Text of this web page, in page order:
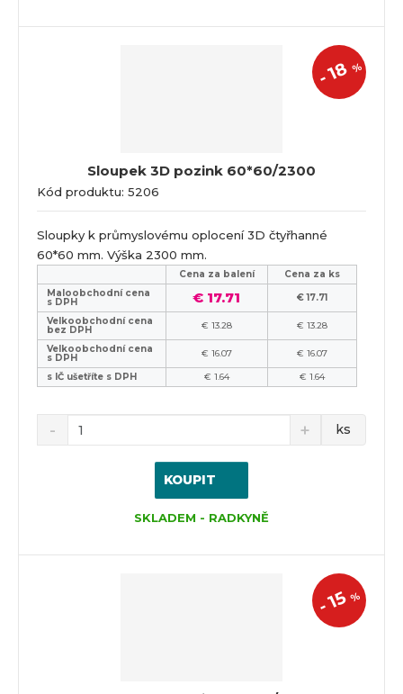
Sloupek 3D pozink 60*60/2300
Kód produktu: 5206
-
18%
Sloupky k průmyslovému oplocení 3D čtyřhanné
60*60 mm. Výška 2300 mm.
Cena za balení
Cena za ks
Maloobchodní cena
s DPH € 17.71
€ 17.71
Velkoobchodní cena
bez DPH € 13.28
€ 13.28
Velkoobchodní cena
s DPH € 16.07
€ 16.07
s IČ ušetříte s DPH
€ 1.64 € 1.64
ks
KOUPIT
SKLADEM - RADKYNĚ
-
15%